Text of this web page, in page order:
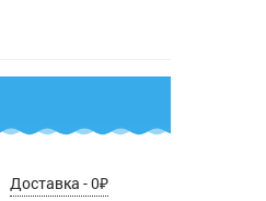
Доставка -0₽